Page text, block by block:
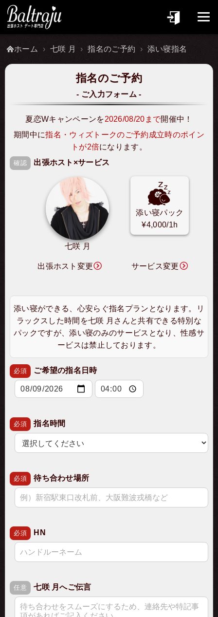
ホーム 七咲 月 指名のご予約 添い寝指名
指名のご予約
ご入力フォーム
夏恋Wキャンペーンを2026/08/20まで開催中！
期間中に指名・ウィズトークのご予約成立時のポイン
トが2倍になります。
確認 出張ホスト×サービス
七咲 月
添い寝パック
¥4,000/1h
出張ホスト変更 サービス変更
添い寝ができる、心安らぐ指名プランとなります。リ
ラックスした時間を七咲 月さんと共有できる特別な
パックですが、添い寝のみのサービスとなり、性感サ
ービスは禁止しております。
必須 ご希望の指名日時
必須 指名時間
必須 待ち合わせ場所
必須 HN
任意 七咲 月へご伝言